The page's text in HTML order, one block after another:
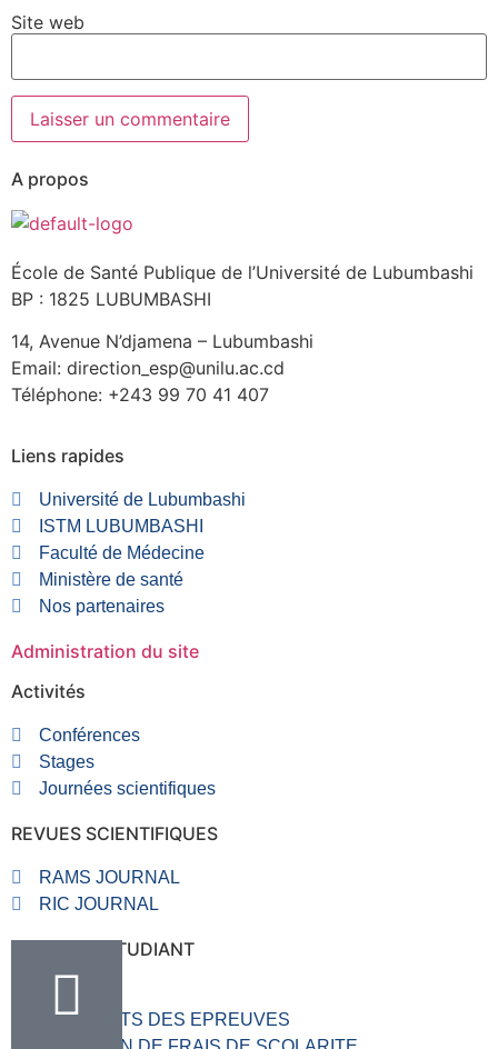
Site web
A propos
École de Santé Publique de l’Université de Lubumbashi
BP : 1825 LUBUMBASHI
14, Avenue N’djamena – Lubumbashi
Email: direction_esp@unilu.ac.cd
Téléphone: +243 99 70 41 407
Liens rapides
Université de Lubumbashi
ISTM LUBUMBASHI
Faculté de Médecine
Ministère de santé
Nos partenaires
Administration du site
Activités
Conférences
Stages
Journées scientifiques
REVUES SCIENTIFIQUES
RAMS JOURNAL
RIC JOURNAL
RUBRIQUE ETUDIANT
RESULTATS DES EPREUVES